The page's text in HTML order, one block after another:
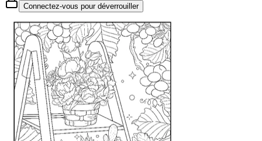
Connectez-vous pour déverrouiller